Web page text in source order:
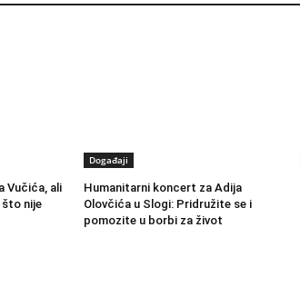
Vučića, ali
što nije
Događaji
Humanitarni koncert za Adija
Olovčića u Slogi: Pridružite se i
pomozite u borbi za život